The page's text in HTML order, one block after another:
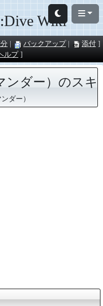
Wiki
バックアップ
添付
ルプ
ダー）のスキ
ダー）